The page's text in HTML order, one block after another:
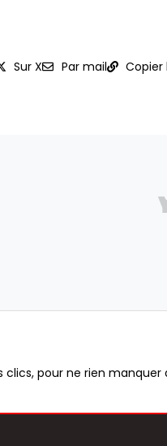
Sur X Par mail Copier
pour ne rien manquer